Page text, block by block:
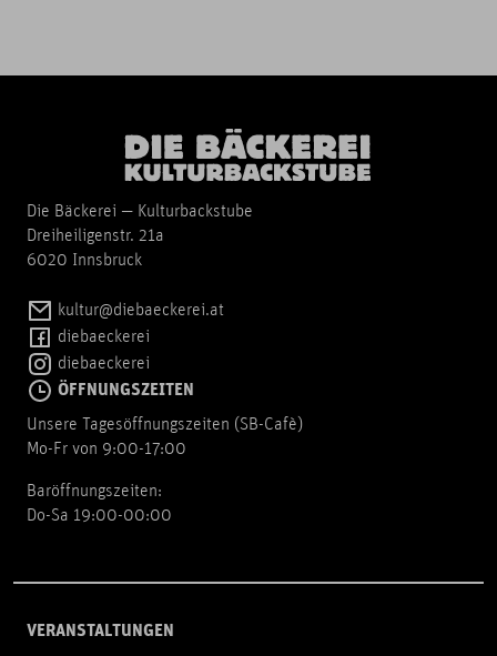
Die Bäckerei — Kulturbackstube
Dreiheiligenstr. 21a
6020 Innsbruck
kultur@diebaeckerei.at
diebaeckerei
diebaeckerei
ÖFFNUNGSZEITEN
Unsere Tagesöffnungszeiten (SB-Cafè)
Mo-Fr von 9:00-17:00
Baröffnungszeiten:
Do-Sa 19:00-00:00
VERANSTALTUNGEN